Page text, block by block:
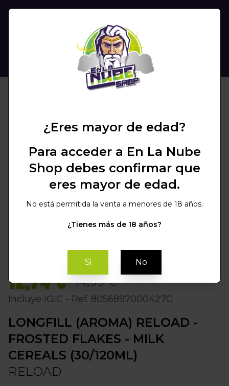
12,74 € 14,99 €
Incluye IGIC - Ref. 8056897000427G
LONGFILL (AROMA) RELOAD -
FROSTED FLAKES - MILK
CEREALS (30/120ML)
RELOAD
¿Eres mayor de edad?
Para acceder a En La Nube
Shop debes confirmar que
eres mayor de edad.
No está permitida la venta a menores de 18 años.
¿Tienes más de 18 años?
Si No